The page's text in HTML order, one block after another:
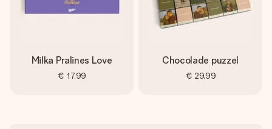
Milka Pralines Love
€ 17,99
Chocolade puzzel
€ 29,99